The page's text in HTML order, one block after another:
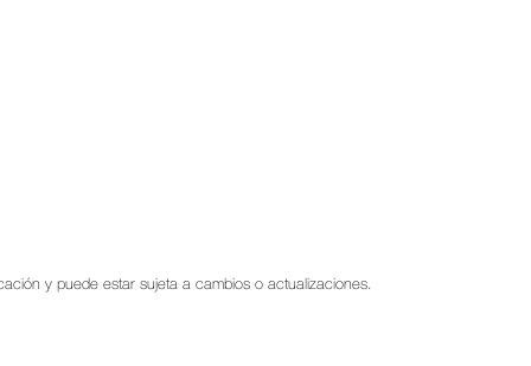
y puede estar sujeta a cambios o actualizaciones.